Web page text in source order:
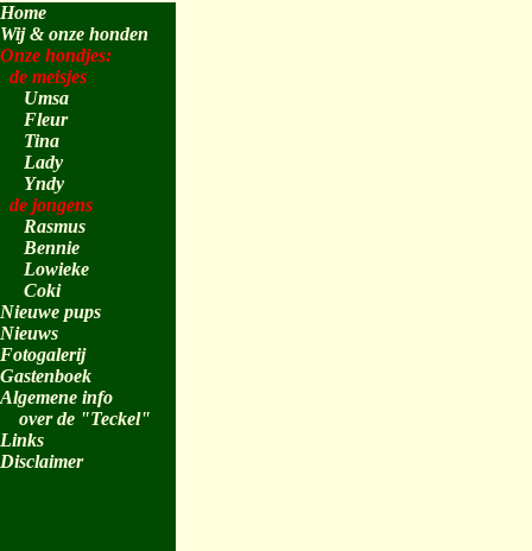
Home
Wij & onze honden
Onze hondjes:
de meisjes
Umsa
Fleur
Tina
Lady
Yndy
de jongens
Rasmus
Bennie
Lowieke
Coki
Nieuwe pups
Nieuws
Fotogalerij
Gastenboek
Algemene info
over de "Teckel"
Links
Disclaimer